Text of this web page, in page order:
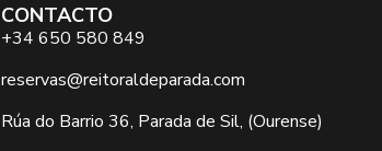
CONTACTO
+34 650 580 849
reservas@reitoraldeparada.com
Rúa do Barrio 36, Parada de Sil, (Ourense)